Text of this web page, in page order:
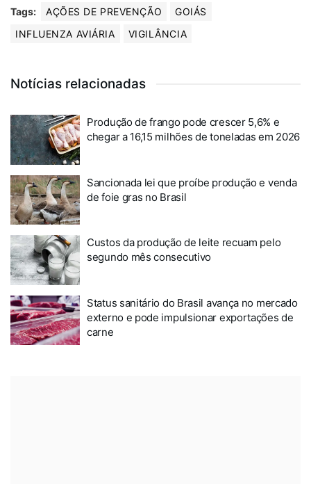
Tags: AÇÕES DE PREVENÇÃO
GOIÁS
INFLUENZA AVIÁRIA
VIGILÂNCIA
Notícias relacionadas
Produção de frango pode crescer 5,6% e
chegar a 16,15 milhões de toneladas em 2026
Sancionada lei que proíbe produção e venda
de foie gras no Brasil
Custos da produção de leite recuam pelo
segundo mês consecutivo
Status sanitário do Brasil avança no mercado
externo e pode impulsionar exportações de
carne